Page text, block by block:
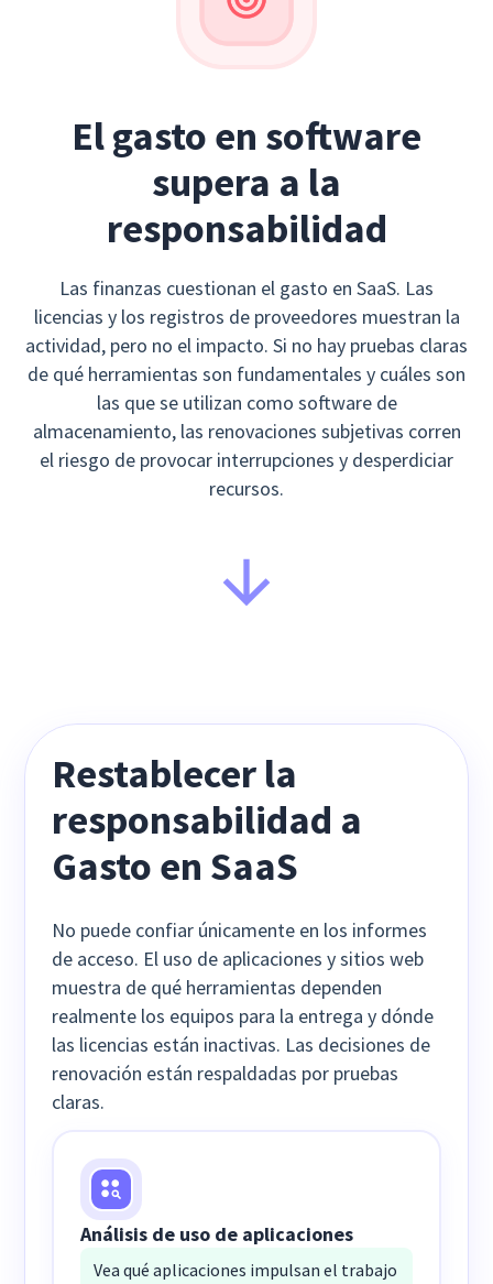
El gasto en software
supera a la
responsabilidad
Las finanzas cuestionan el gasto en SaaS. Las
licencias y los registros de proveedores muestran la
actividad, pero no el impacto. Si no hay pruebas claras
de qué herramientas son fundamentales y cuáles son
las que se utilizan como software de
almacenamiento, las renovaciones subjetivas corren
el riesgo de provocar interrupciones y desperdiciar
recursos.
Restablecer la
responsabilidad a
Gasto en SaaS
No puede confiar únicamente en los informes
de acceso. El uso de aplicaciones y sitios web
muestra de qué herramientas dependen
realmente los equipos para la entrega y dónde
las licencias están inactivas. Las decisiones de
renovación están respaldadas por pruebas
claras.
Análisis de uso de aplicaciones
Vea qué aplicaciones impulsan el trabajo